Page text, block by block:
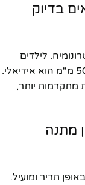
בדיוק
לילדים
צעירים, טלסקופ קל לתפעול עם פתח בין 50-70 מ"מ הוא אידיאלי.
מתקדמות יותר,
מתנה
תדיר ומועיל.